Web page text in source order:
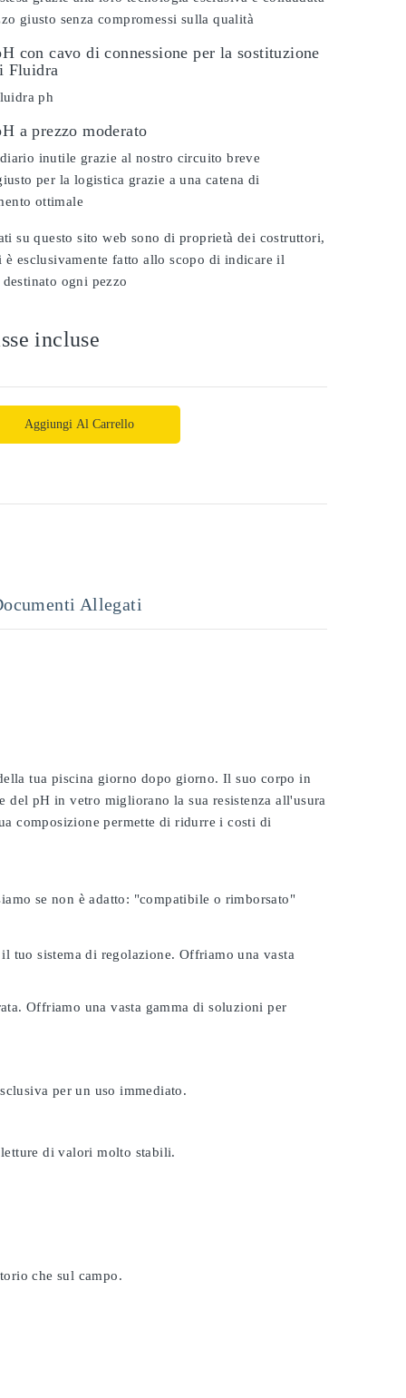
giusto senza compromessi sulla qualità
con cavo di connessione per la sostituzione
Fluidra
ph
a prezzo moderato
inutile grazie al nostro circuito breve
per la logistica grazie a una catena di
ottimale
su questo sito web sono di proprietà dei costruttori,
è esclusivamente fatto allo scopo di indicare il
ogni pezzo
incluse
Aggiungi Al Carrello
Allegati
tua piscina giorno dopo giorno. Il suo corpo in
del pH in vetro migliorano la sua resistenza all'usura
composizione permette di ridurre i costi di
se non è adatto: "compatibile o rimborsato"
tuo sistema di regolazione. Offriamo una vasta
Offriamo una vasta gamma di soluzioni per
per un uso immediato.
di valori molto stabili.
che sul campo.